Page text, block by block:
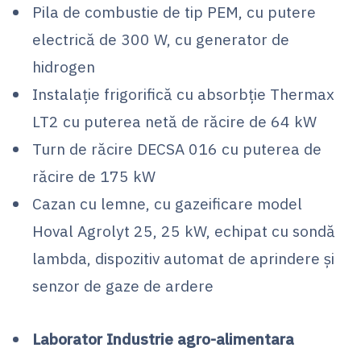
Pila de combustie de tip PEM, cu putere
electrică de 300 W, cu generator de
hidrogen
Instalație frigorifică cu absorbție Thermax
LT2 cu puterea netă de răcire de 64 kW
Turn de răcire DECSA 016 cu puterea de
răcire de 175 kW
Cazan cu lemne, cu gazeificare model
Hoval Agrolyt 25, 25 kW, echipat cu sondă
lambda, dispozitiv automat de aprindere și
senzor de gaze de ardere
Laborator Industrie agro-alimentara